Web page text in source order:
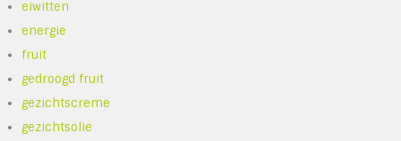
eiwitten
energie
fruit
gedroogd fruit
gezichtscreme
gezichtsolie